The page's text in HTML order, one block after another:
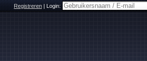
Registreren|Login: